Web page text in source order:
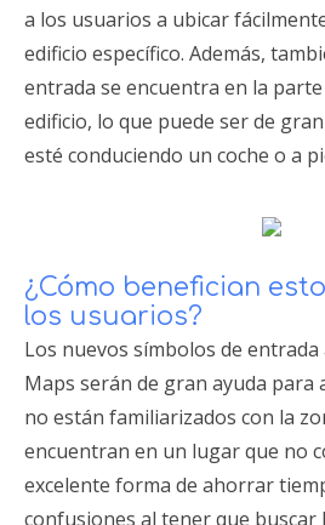
a los usuarios a ubicar
edificio específico. Además,
entrada se encuentra en la
edificio, lo que puede ser de
esté conduciendo un coche o a
¿Cómo benefician
los usuarios?
Los nuevos símbolos de entrada
Maps serán de gran ayuda para
no están familiarizados con la
encuentran en un lugar que no
excelente forma de ahorrar
confusiones al tener que buscar